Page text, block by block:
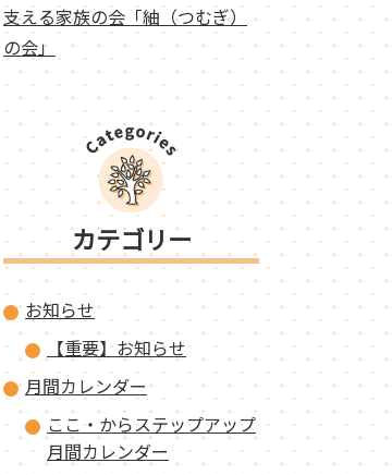
支える家族の会「紬（つむぎ）
の会」
カテゴリー
お知らせ
【重要】お知らせ
月間カレンダー
ここ・からステップアップ
月間カレンダー